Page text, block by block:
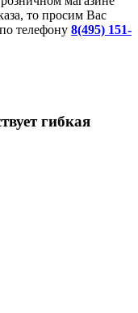
то просим Вас
телефону 8(495) 151-
гибкая